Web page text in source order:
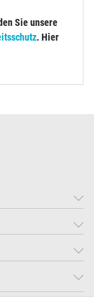
Sie unsere
. Hier